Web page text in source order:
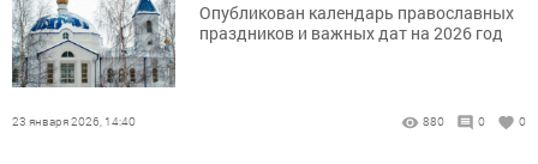
Опубликован календарь православных
праздников и важных дат на 2026 год
23 января 2026, 14:40 880 0 0